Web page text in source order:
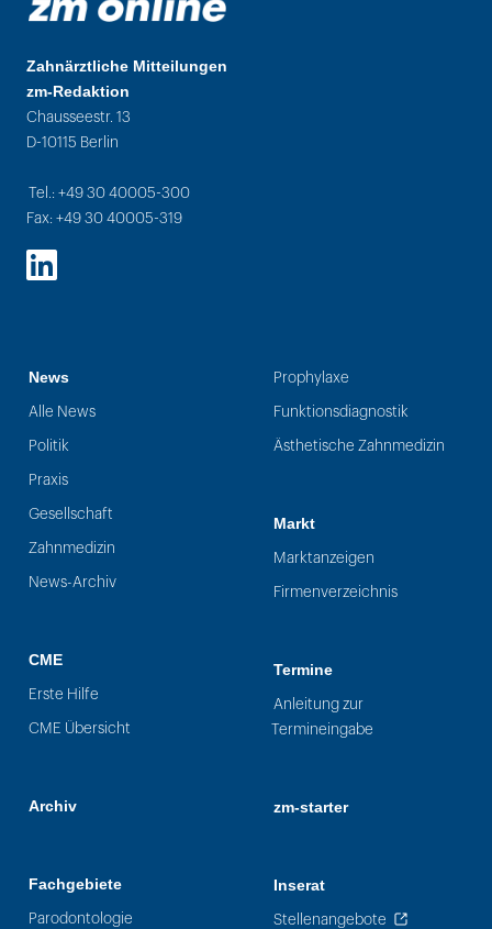
Zahnärztliche Mitteilungen
zm-Redaktion
Chausseestr. 13
D-10115 Berlin
Tel.: +49 30 40005-300
Fax: +49 30 40005-319
LinkedIn
News
Alle News
Politik
Praxis
Gesellschaft
Zahnmedizin
News-Archiv
CME
Erste Hilfe
CME Übersicht
Archiv
Fachgebiete
Parodontologie
Prophylaxe
Funktionsdiagnostik
Ästhetische Zahnmedizin
Markt
Marktanzeigen
Firmenverzeichnis
Termine
Anleitung zur
Termineingabe
zm-starter
Inserat
Stellenangebote